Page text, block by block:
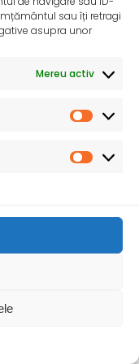
sau îți retragi
asupra unor
Mereu activ
sarcinii și în
Salvați Copiii
și apărării